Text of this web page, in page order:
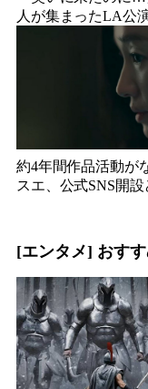
人が集まったLA公
続出、人気コメディ
約4年間作品活動が
スエ、公式SNS開設
[エンタメ] おす